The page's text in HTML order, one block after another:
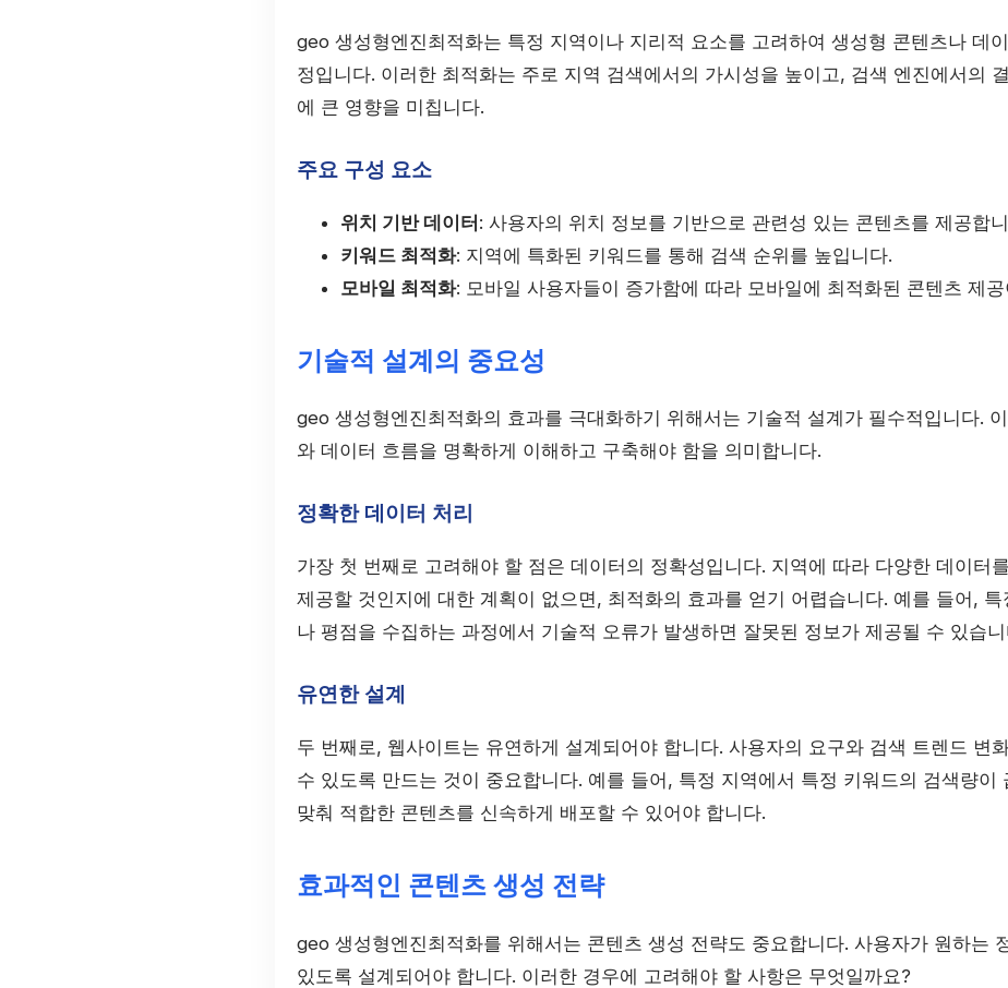
geo 생성형엔진최적화는 특정 지역이나 지리적 요소를 고려하여 생성형 콘텐츠나 데
정입니다. 이러한 최적화는 주로 지역 검색에서의 가시성을 높이고, 검색 엔진에서의
에 큰 영향을 미칩니다.
주요 구성 요소
위치 기반 데이터: 사용자의 위치 정보를 기반으로 관련성 있는 콘텐츠를 제공합
키워드 최적화: 지역에 특화된 키워드를 통해 검색 순위를 높입니다.
모바일 최적화: 모바일 사용자들이 증가함에 따라 모바일에 최적화된 콘텐츠 제
기술적 설계의 중요성
geo 생성형엔진최적화의 효과를 극대화하기 위해서는 기술적 설계가 필수적입니다.
와 데이터 흐름을 명확하게 이해하고 구축해야 함을 의미합니다.
정확한 데이터 처리
가장 첫 번째로 고려해야 할 점은 데이터의 정확성입니다. 지역에 따라 다양한 데이터
제공할 것인지에 대한 계획이 없으면, 최적화의 효과를 얻기 어렵습니다. 예를 들어,
나 평점을 수집하는 과정에서 기술적 오류가 발생하면 잘못된 정보가 제공될 수 있습니
유연한 설계
두 번째로, 웹사이트는 유연하게 설계되어야 합니다. 사용자의 요구와 검색 트렌드 변
수 있도록 만드는 것이 중요합니다. 예를 들어, 특정 지역에서 특정 키워드의 검색량이
맞춰 적합한 콘텐츠를 신속하게 배포할 수 있어야 합니다.
효과적인 콘텐츠 생성 전략
geo 생성형엔진최적화를 위해서는 콘텐츠 생성 전략도 중요합니다. 사용자가 원하는
있도록 설계되어야 합니다. 이러한 경우에 고려해야 할 사항은 무엇일까요?